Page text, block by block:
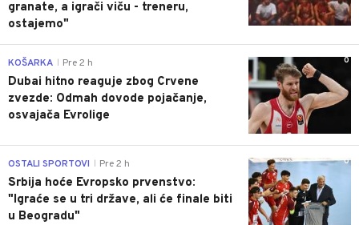
granate, a igrači viču - treneru,
ostajemo"
0
KOŠARKA Pre 2 h
Dubai hitno reaguje zbog Crvene
zvezde: Odmah dovode pojačanje,
osvajača Evrolige
0
OSTALI SPORTOVI Pre 2 h
Srbija hoće Evropsko prvenstvo:
"Igraće se u tri države, ali će finale biti
u Beogradu"